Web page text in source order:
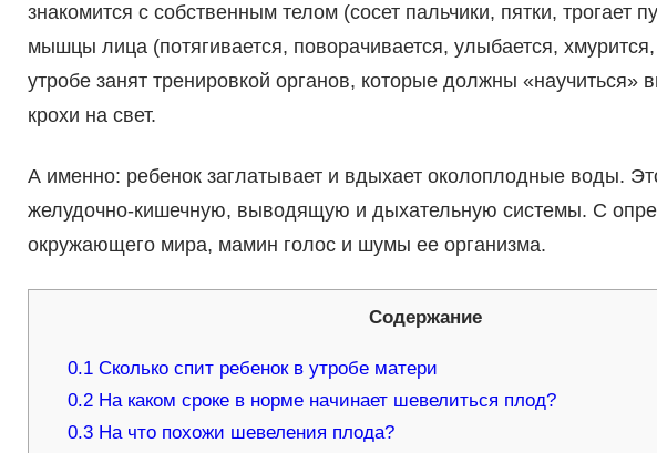
знакомится с собственным телом (сосет пальчики, пятки, трогает
мышцы лица (потягивается, поворачивается, улыбается,
утробе занят тренировкой органов, которые должны
крохи на свет.
А именно: ребенок заглатывает и вдыхает околоплодные воды.
желудочно-кишечную, выводящую и дыхательную системы. С
окружающего мира, мамин голос и шумы ее организма.
Содержание
0.1 Сколько спит ребенок в утробе матери
0.2 На каком сроке в норме начинает шевелиться плод?
0.3 На что похожи шевеления плода?